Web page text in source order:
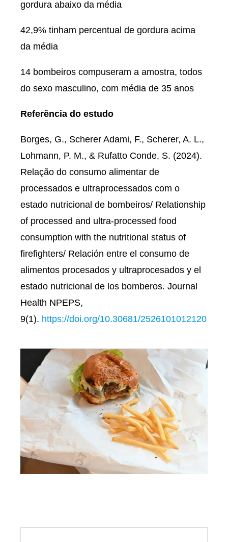
gordura abaixo da média
42,9% tinham percentual de gordura acima
da média
14 bombeiros compuseram a amostra, todos
do sexo masculino, com média de 35 anos
Referência do estudo
Borges, G., Scherer Adami, F., Scherer, A. L.,
Lohmann, P. M., & Rufatto Conde, S. (2024).
Relação do consumo alimentar de
processados e ultraprocessados com o
estado nutricional de bombeiros/ Relationship
of processed and ultra-processed food
consumption with the nutritional status of
firefighters/ Relación entre el consumo de
alimentos procesados y ultraprocesados y el
estado nutricional de los bomberos. Journal
Health NPEPS,
9(1). https://doi.org/10.30681/2526101012120